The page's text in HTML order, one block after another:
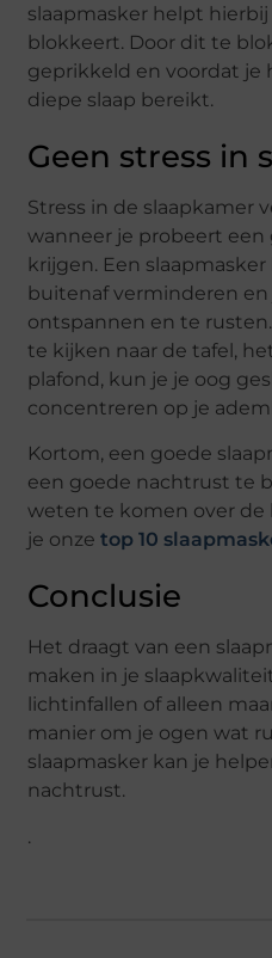
slaapmasker helpt
blokkeert. Door dit te
geprikkeld en voordat je
diepe slaap bereikt.
Geen stress in
Stress in de slaapkamer
wanneer je probeert
krijgen. Een
buitenaf verminderen
ontspannen en te
te kijken naar de tafel,
plafond, kun je je oog
concentreren op je
Kortom, een goede
een goede nachtrust te
weten te komen over de
je onzetop 10
Conclusie
Het draagt van een
maken in je
lichtinfallen of alleen
manier om je ogen wat
slaapmasker kan je
nachtrust.
.